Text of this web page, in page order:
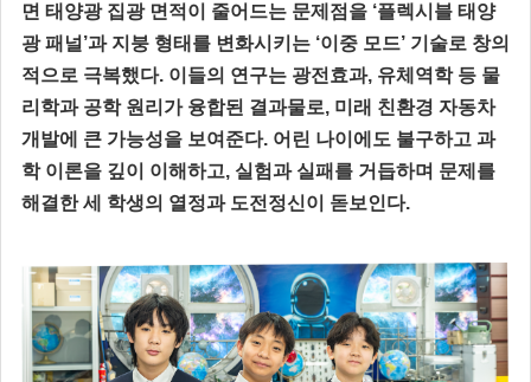
면 태양광 집광 면적이 줄어드는 문제점을 ‘플렉시블 태양
광 패널’과 지붕 형태를 변화시키는 ‘이중 모드’ 기술로 창의
적으로 극복했다. 이들의 연구는 광전효과, 유체역학 등 물
리학과 공학 원리가 융합된 결과물로, 미래 친환경 자동차
개발에 큰 가능성을 보여준다. 어린 나이에도 불구하고 과
학 이론을 깊이 이해하고, 실험과 실패를 거듭하며 문제를
해결한 세 학생의 열정과 도전정신이 돋보인다.